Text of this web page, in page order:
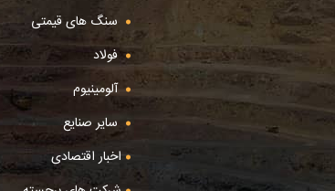
سنگ های قیمتی
فولاد
آلومینیوم
سایر صنایع
اخبار اقتصادی